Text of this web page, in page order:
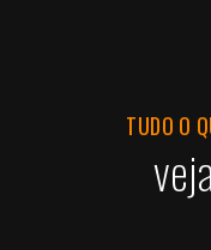
TUDO O